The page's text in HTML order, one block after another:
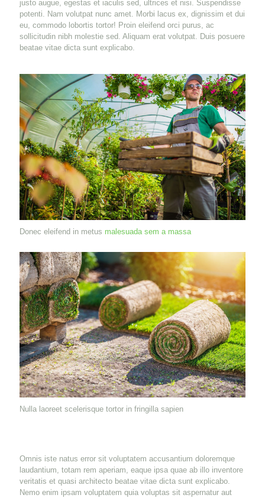
justo augue, egestas et iaculis sed, ultrices et nisi. Suspendisse
potenti. Nam volutpat nunc amet. Morbi lacus ex, dignissim et dui
eu, commodo lobortis tortor! Proin eleifend orci purus, ac
sollicitudin nibh molestie sed. Aliquam erat volutpat. Duis posuere
beatae vitae dicta sunt explicabo.
Donec eleifend in metus malesuada sem a massa
Nulla laoreet scelerisque tortor in fringilla sapien
Omnis iste natus error sit voluptatem accusantium doloremque
laudantium, totam rem aperiam, eaque ipsa quae ab illo inventore
veritatis et quasi architecto beatae vitae dicta sunt explicabo.
Nemo enim ipsam voluptatem quia voluptas sit aspernatur aut